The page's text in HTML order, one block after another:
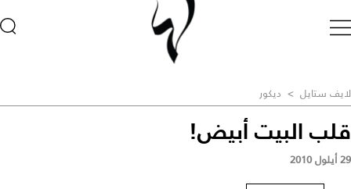
لايف ستايل > ديكور
قلب البيت أبيض!
29 أيلول 2010